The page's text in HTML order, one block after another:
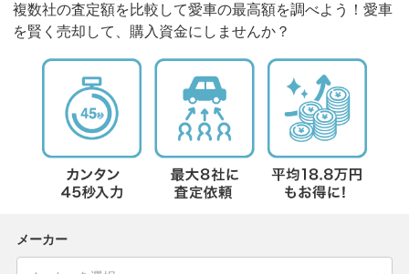
複数社の査定額を比較して愛車の最高額を調べよう！愛車
を賢く売却して、購入資金にしませんか？
メーカー